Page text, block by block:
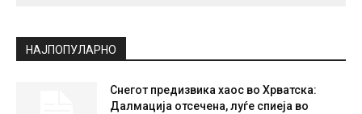
НАЈПОПУЛАРНО
Снегот предизвика хаос во Хрватска:
Далмација отсечена, луѓе спиеја во